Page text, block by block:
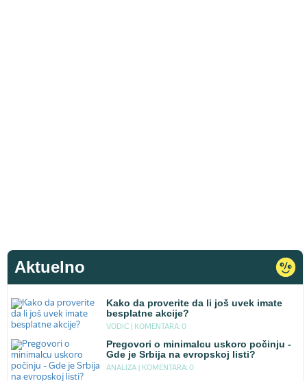
Aktuelno
Kako da proverite da li još uvek imate
besplatne akcije?
VODIC | KOMENTARA: 0
Pregovori o minimalcu uskoro počinju -
Gde je Srbija na evropskoj listi?
ANALIZA | KOMENTARA: 0